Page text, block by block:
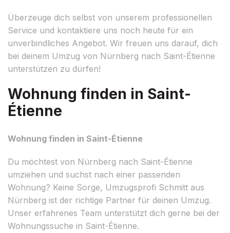
Überzeuge dich selbst von unserem professionellen
Service und kontaktiere uns noch heute für ein
unverbindliches Angebot. Wir freuen uns darauf, dich
bei deinem Umzug von Nürnberg nach Saint-Étienne
unterstützen zu dürfen!
Wohnung finden in Saint-
Étienne
Wohnung finden in Saint-Étienne
Du möchtest von Nürnberg nach Saint-Étienne
umziehen und suchst nach einer passenden
Wohnung? Keine Sorge, Umzugsprofi Schmitt aus
Nürnberg ist der richtige Partner für deinen Umzug.
Unser erfahrenes Team unterstützt dich gerne bei der
Wohnungssuche in Saint-Étienne.